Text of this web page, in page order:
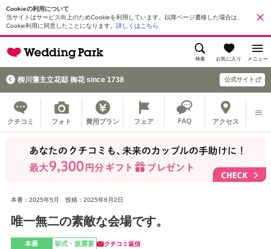
Cookieの利用について
当サイトはサービス向上のためCookieを利用しています。以降ページ遷移した場合は、
Cookie利用に同意したことになります。 詳しくはこちら
検索 お気に入り メニュー
柳川藩主立花邸 御花 since 1738 公式サイト
クチコミ フォト 費用プラン フェア FAQ アクセス
本番：2025年5月 投稿：2025年6月2日
唯一無二の素敵な会場です。
本番 挙式・披露宴 クチコミ返信